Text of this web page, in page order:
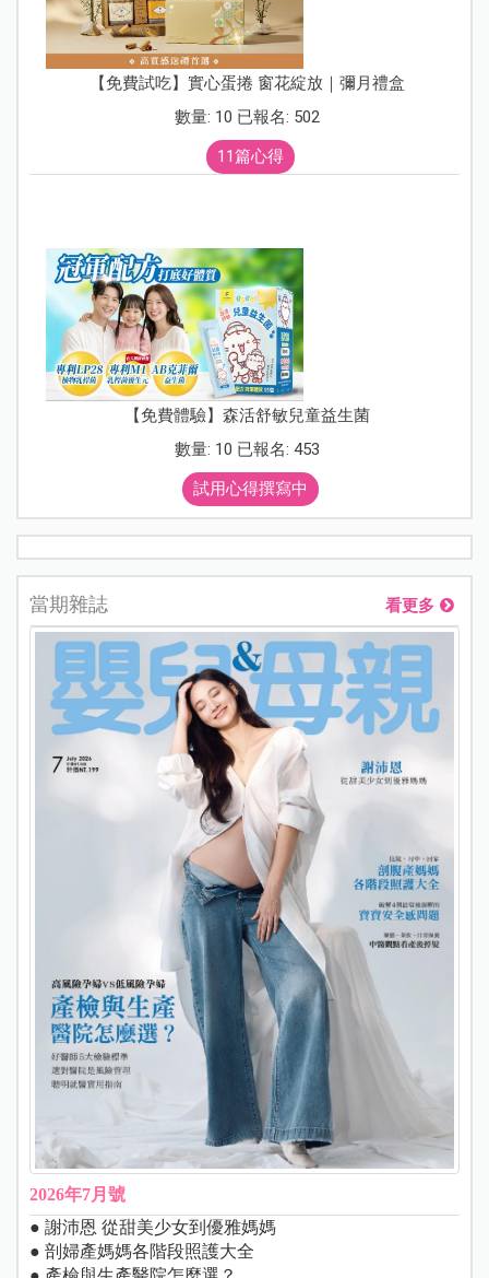
【免費試吃】實心蛋捲 窗花綻放｜彌月禮盒
數量: 10 已報名: 502
11篇心得
【免費體驗】森活舒敏兒童益生菌
數量: 10 已報名: 453
試用心得撰寫中
當期雜誌 看更多
2026年7月號
● 謝沛恩 從甜美少女到優雅媽媽
● 剖婦產媽媽各階段照護大全